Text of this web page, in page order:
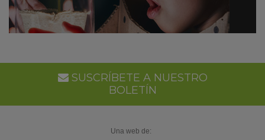
SUSCRÍBETE A NUESTRO
BOLETÍN
Una web de: